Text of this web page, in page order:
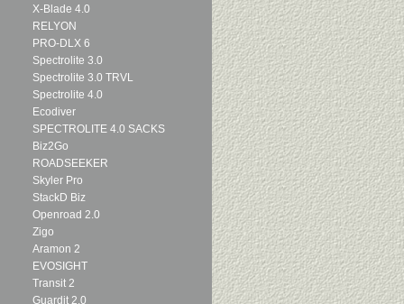
X-Blade 4.0
RELYON
PRO-DLX 6
Spectrolite 3.0
Spectrolite 3.0 TRVL
Spectrolite 4.0
Ecodiver
SPECTROLITE 4.0 SACKS
Biz2Go
ROADSEEKER
Skyler Pro
StackD Biz
Openroad 2.0
Zigo
Aramon 2
EVOSIGHT
Transit 2
Guardit 2.0